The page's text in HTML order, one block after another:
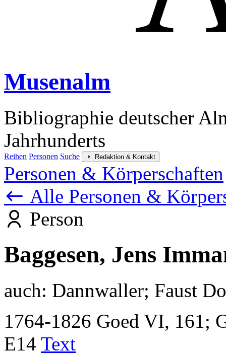
Musenalm
Bibliographie deutscher
Jahrhunderts
Reihen Personen Suche Redaktion & Kontakt
Personen & Körperschaften
Alle Personen &
Person
Baggesen, Jens
auch: Dannwaller; Faust
1764-1826 Goed VI, 161;
E14 Text